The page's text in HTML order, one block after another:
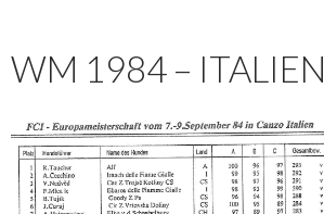
WM 1984 – ITALIEN